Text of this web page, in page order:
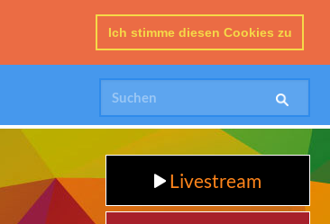
Ich stimme diesen Cookies zu
Livestream